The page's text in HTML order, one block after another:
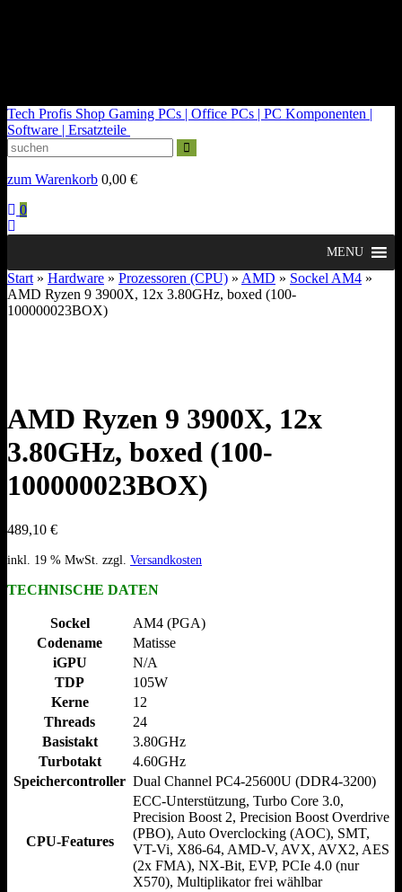
Tech Profis Shop Gaming PCs | Office PCs | PC Komponenten |
Software | Ersatzteile
zum Warenkorb 0,00 €
0
MENU
Start » Hardware » Prozessoren (CPU) » AMD » Sockel AM4 »
AMD Ryzen 9 3900X, 12x 3.80GHz, boxed (100-
100000023BOX)
AMD Ryzen 9 3900X, 12x
3.80GHz, boxed (100-
100000023BOX)
489,10 €
inkl. 19 % MwSt. zzgl. Versandkosten
TECHNISCHE DATEN
Sockel
AM4 (PGA)
Codename
Matisse
iGPU
N/​A
TDP
105W
Kerne
12
Threads
24
Basistakt
3.80GHz
Turbotakt
4.60GHz
Speichercontroller Dual Channel PC4-25600U (DDR4-3200)
CPU-Features
ECC-Unterstützung, Turbo Core 3.0,
Precision Boost 2, Precision Boost Overdrive
(PBO), Auto Overclocking (AOC), SMT,
VT-Vi, X86-64, AMD-V, AVX, AVX2, AES
(2x FMA), NX-Bit, EVP, PCIe 4.0 (nur
X570), Multiplikator frei wählbar